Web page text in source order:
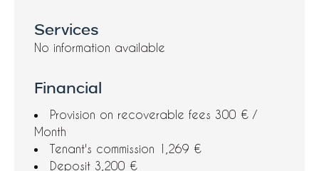
Services
No information available
Financial
Provision on recoverable fees 300 € /
Month
Tenant's commission 1,269 €
Deposit 3,200 €